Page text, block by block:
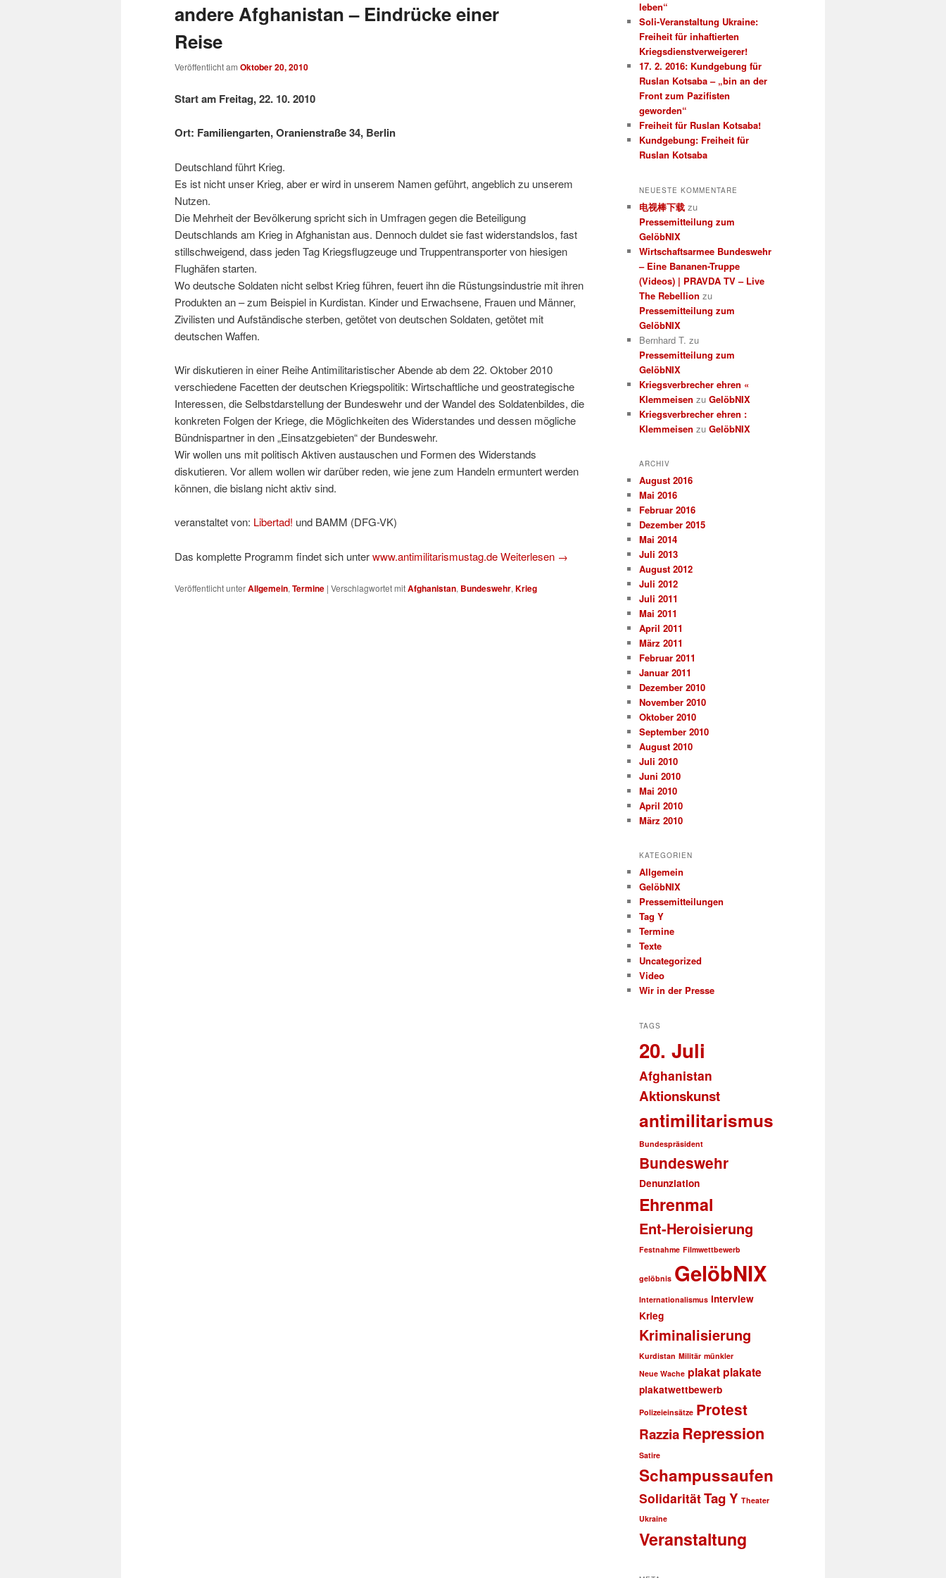
andere Afghanistan – Eindrücke einer
Reise
Veröffentlicht am Oktober 20, 2010
Start am Freitag, 22. 10. 2010
Ort: Familiengarten, Oranienstraße 34, Berlin
Deutschland führt Krieg.
Es ist nicht unser Krieg, aber er wird in unserem Namen geführt, angeblich zu unserem
Nutzen.
Die Mehrheit der Bevölkerung spricht sich in Umfragen gegen die Beteiligung
Deutschlands am Krieg in Afghanistan aus. Dennoch duldet sie fast widerstandslos, fast
stillschweigend, dass jeden Tag Kriegsflugzeuge und Truppentransporter von hiesigen
Flughäfen starten.
Wo deutsche Soldaten nicht selbst Krieg führen, feuert ihn die Rüstungsindustrie mit ihren
Produkten an – zum Beispiel in Kurdistan. Kinder und Erwachsene, Frauen und Männer,
Zivilisten und Aufständische sterben, getötet von deutschen Soldaten, getötet mit
deutschen Waffen.
Wir diskutieren in einer Reihe Antimilitaristischer Abende ab dem 22. Oktober 2010
verschiedene Facetten der deutschen Kriegspolitik: Wirtschaftliche und geostrategische
Interessen, die Selbstdarstellung der Bundeswehr und der Wandel des Soldatenbildes, die
konkreten Folgen der Kriege, die Möglichkeiten des Widerstandes und dessen mögliche
Bündnispartner in den „Einsatzgebieten“ der Bundeswehr.
Wir wollen uns mit politisch Aktiven austauschen und Formen des Widerstands
diskutieren. Vor allem wollen wir darüber reden, wie jene zum Handeln ermuntert werden
können, die bislang nicht aktiv sind.
veranstaltet von: Libertad! und BAMM (DFG-VK)
Das komplette Programm findet sich unterwww.antimilitarismustag.deWeiterlesen →
Veröffentlicht unterAllgemein, Termine | Verschlagwortet mitAfghanistan, Bundeswehr, Krieg
leben“
Soli-Veranstaltung Ukraine:
Freiheit für inhaftierten
Kriegsdienstverweigerer!
17. 2. 2016: Kundgebung für
Ruslan Kotsaba – „bin an der
Front zum Pazifisten
geworden“
Freiheit für Ruslan Kotsaba!
Kundgebung: Freiheit für
Ruslan Kotsaba
NEUESTE KOMMENTARE
电视棒下载 zu
Pressemitteilung zum
GelöbNIX
Wirtschaftsarmee Bundeswehr
– Eine Bananen-Truppe
(Videos) | PRAVDA TV – Live
The Rebellion zu
Pressemitteilung zum
GelöbNIX
Bernhard T. zu
Pressemitteilung zum
GelöbNIX
Kriegsverbrecher ehren «
Klemmeisen zu GelöbNIX
Kriegsverbrecher ehren :
Klemmeisen zu GelöbNIX
ARCHIV
August 2016
Mai 2016
Februar 2016
Dezember 2015
Mai 2014
Juli 2013
August 2012
Juli 2012
Juli 2011
Mai 2011
April 2011
März 2011
Februar 2011
Januar 2011
Dezember 2010
November 2010
Oktober 2010
September 2010
August 2010
Juli 2010
Juni 2010
Mai 2010
April 2010
März 2010
KATEGORIEN
Allgemein
GelöbNIX
Pressemitteilungen
Tag Y
Termine
Texte
Uncategorized
Video
Wir in der Presse
TAGS
20. Juli
Afghanistan
Aktionskunst
antimilitarismus
Bundespräsident
Bundeswehr
Denunziation
Ehrenmal
Ent-Heroisierung
Festnahme Filmwettbewerb
gelöbnis GelöbNIX
Internationalismus interview
Krieg
Kriminalisierung
Kurdistan Militär münkler
Neue Wache plakat plakate
plakatwettbewerb
Polizeieinsätze Protest
RazziaRepression
Satire
Schampussaufen
SolidaritätTag Y Theater
Ukraine
Veranstaltung